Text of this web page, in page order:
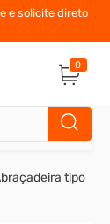
e solicite direto
0
tipo